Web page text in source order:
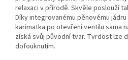
relaxaci v přírodě. Skvěle poslouží
Díky integrovanému pěnovému
karimatka po otevření ventilu sama
získá svůj původní tvar. Tvrdost lze
dofouknutím.